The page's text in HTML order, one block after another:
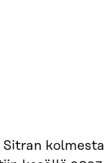
kolmesta